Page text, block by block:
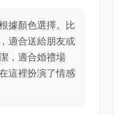
據顏色選擇。比
適合送給朋友或
，適合婚禮場
這裡扮演了情感